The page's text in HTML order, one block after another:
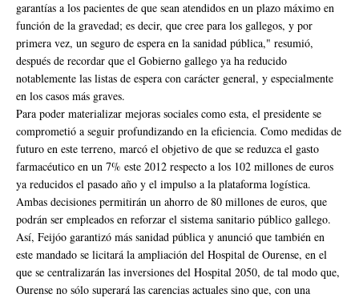
garantías a los pacientes de que sean atendidos en un plazo máximo en
función de la gravedad; es decir, que cree para los gallegos, y por
primera vez, un seguro de espera en la sanidad pública," resumió,
después de recordar que el Gobierno gallego ya ha reducido
notablemente las listas de espera con carácter general, y especialmente
en los casos más graves.
Para poder materializar mejoras sociales como esta, el presidente se
comprometió a seguir profundizando en la eficiencia. Como medidas de
futuro en este terreno, marcó el objetivo de que se reduzca el gasto
farmacéutico en un 7% este 2012 respecto a los 102 millones de euros
ya reducidos el pasado año y el impulso a la plataforma logística.
Ambas decisiones permitirán un ahorro de 80 millones de euros, que
podrán ser empleados en reforzar el sistema sanitario público gallego.
Así, Feijóo garantizó más sanidad pública y anunció que también en
este mandado se licitará la ampliación del Hospital de Ourense, en el
que se centralizarán las inversiones del Hospital 2050, de tal modo que,
Ourense no sólo superará las carencias actuales sino que, con una